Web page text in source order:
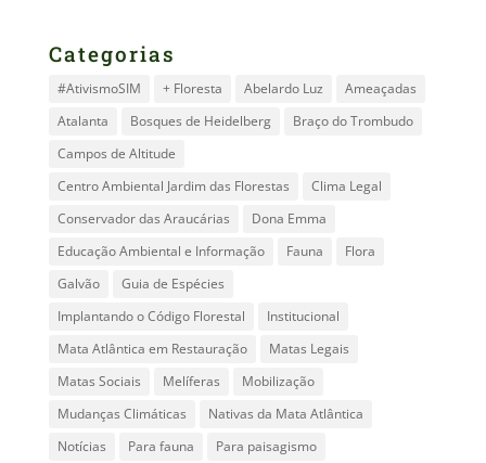
Categorias
#AtivismoSIM + Floresta Abelardo Luz
Ameaçadas
Atalanta
Bosques de Heidelberg
Braço do Trombudo
Campos de Altitude
Centro Ambiental Jardim das Florestas
Clima Legal
Conservador das Araucárias
Dona Emma
Educação Ambiental e Informação
Fauna
Flora
Galvão
Guia de Espécies
Implantando o Código Florestal
Institucional
Mata Atlântica em Restauração
Matas Legais
Matas Sociais
Melíferas
Mobilização
Mudanças Climáticas
Nativas da Mata Atlântica
Notícias
Para fauna
Para paisagismo